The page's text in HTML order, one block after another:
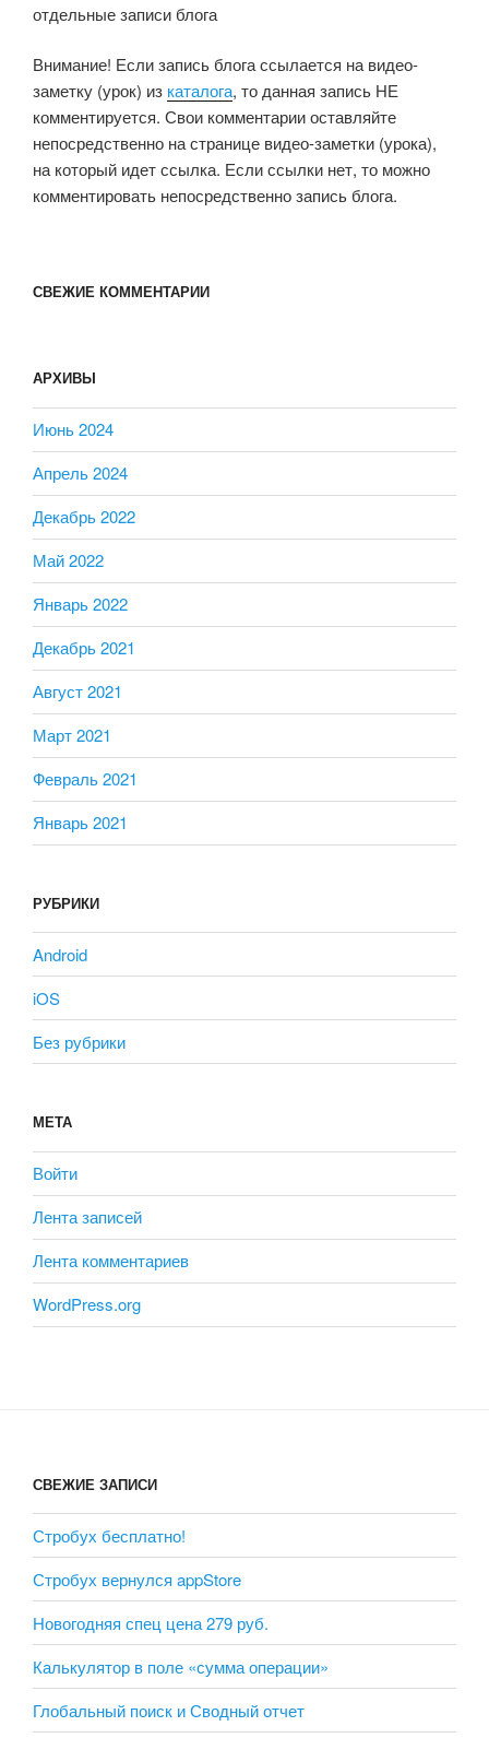
отдельные записи блога
Внимание! Если запись блога ссылается на видео-
заметку (урок) из каталога, то данная запись НЕ
комментируется. Свои комментарии оставляйте
непосредственно на странице видео-заметки (урока),
на который идет ссылка. Если ссылки нет, то можно
комментировать непосредственно запись блога.
СВЕЖИЕ КОММЕНТАРИИ
АРХИВЫ
Июнь 2024
Апрель 2024
Декабрь 2022
Май 2022
Январь 2022
Декабрь 2021
Август 2021
Март 2021
Февраль 2021
Январь 2021
РУБРИКИ
Android
iOS
Без рубрики
МЕТА
Войти
Лента записей
Лента комментариев
WordPress.org
СВЕЖИЕ ЗАПИСИ
Стробух бесплатно!
Стробух вернулся appStore
Новогодняя спец цена 279 руб.
Калькулятор в поле «сумма операции»
Глобальный поиск и Сводный отчет